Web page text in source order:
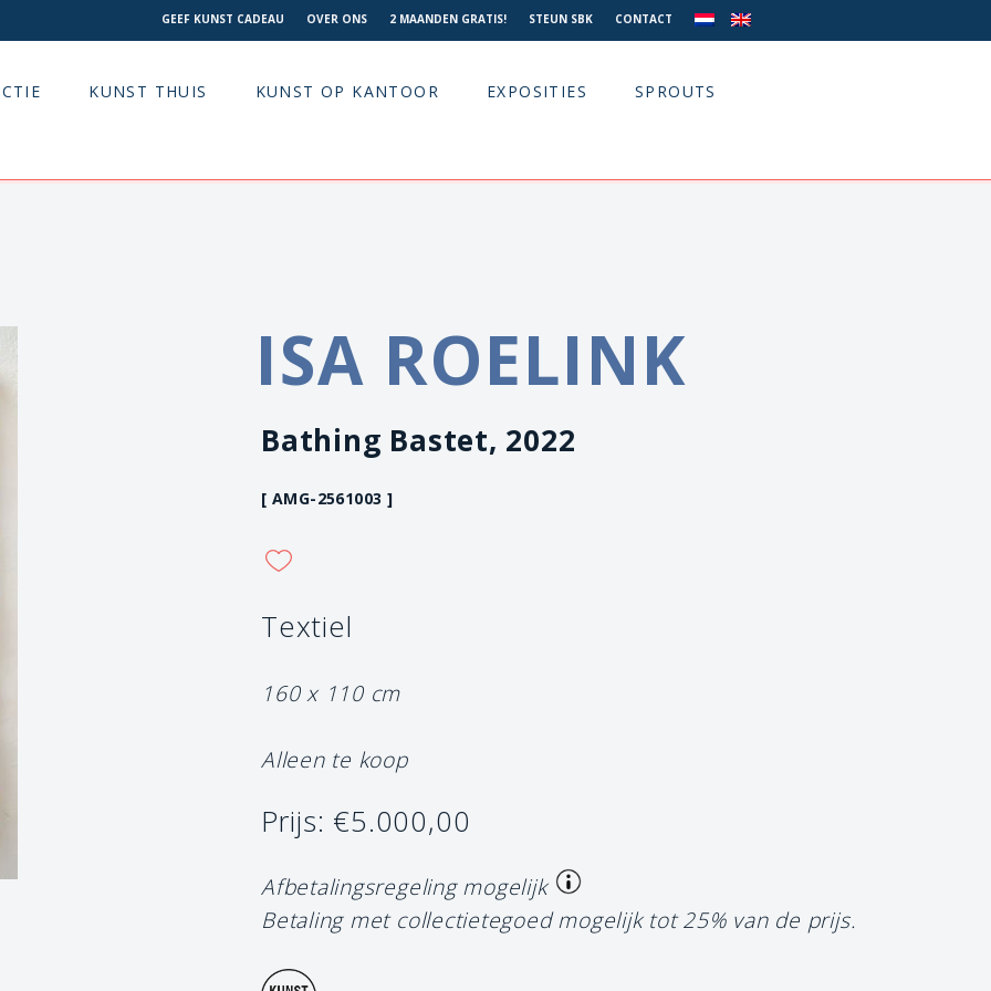
GEEF KUNST CADEAU OVER ONS 2 MAANDEN GRATIS! STEUN SBK CONTACT
KUNST THUIS KUNST OP KANTOOR EXPOSITIES SPROUTS
ISA ROELINK
Bathing Bastet, 2022
[ AMG-2561003 ]
Textiel
160 x 110 cm
Alleen te koop
Prijs: €5.000,00
Afbetalingsregeling mogelijk
Betaling met collectietegoed mogelijk tot 25% van de prijs.